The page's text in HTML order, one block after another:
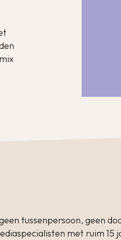
tussenpersoon, geen
met ruim 15